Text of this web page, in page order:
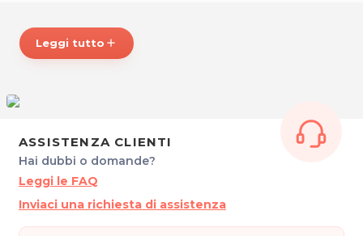
CENTRO ESTETICO BUTTERFLY
Via Generale Radaelli, 9/4
Per ulteriori informazioni sull'offerta o sulle modalità di acquisto
Leggi tutto add
ASSISTENZA CLIENTI
Hai dubbi o domande?
Leggi le FAQ
Inviaci una richiesta di assistenza